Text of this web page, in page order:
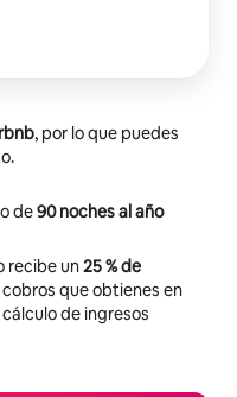
, por lo que puedes
de90 noches al año
recibe un25 % de
que obtienes en
de ingresos